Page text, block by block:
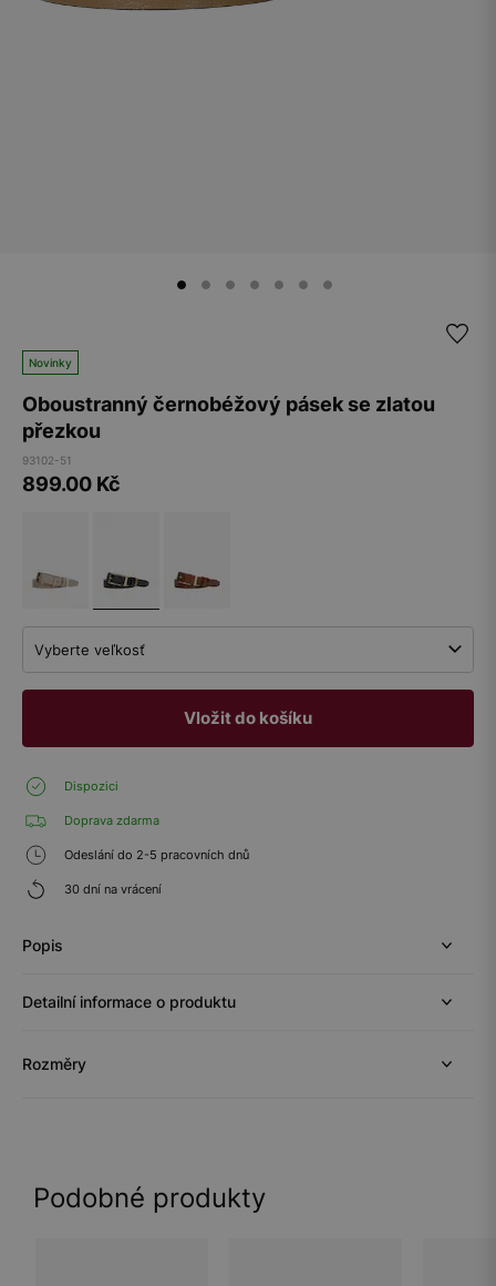
Novinky
Oboustranný černobéžový pásek se zlatou
přezkou
93102-51
899.00 Kč
Vyberte veľkosť
Vložit do košíku
Dispozici
Doprava zdarma
Odeslání do 2-5 pracovních dnů
30 dní na vrácení
Popis
Detailní informace o produktu
Rozměry
Podobné produkty